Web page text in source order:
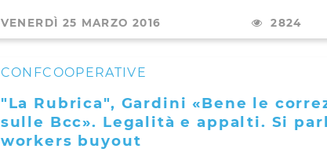
VENERDÌ 25 MARZO 2016 2824
CONFCOOPERATIVE
"La Rubrica", Gardini «Bene le
sulle Bcc». Legalità e appalti. Si
workers buyout